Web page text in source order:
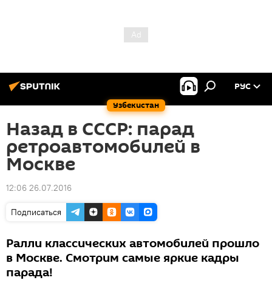
Узбекистан
РУС
Назад в СССР: парад
ретроавтомобилей в
Москве
12:06 26.07.2016
Подписаться
Ралли классических автомобилей прошло
в Москве. Смотрим самые яркие кадры
парада!